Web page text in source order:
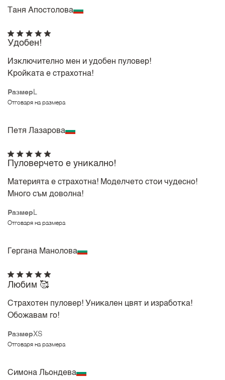
Таня Апостолова
Размер L
Отговаря на размера
Удобен!
Изключително мен и удобен пуловер!
Кройката е страхотна!
Петя Лазарова
Размер L
Отговаря на размера
Пуловерчето е уникално!
Материята е страхотна! Моделчето стои чудесно!
Много съм доволна!
Гергана Манолова
РазмерXS
Отговаря на размера
Любим 🥰
Страхотен пуловер! Уникален цвят и изработка!
Обожавам го!
Симона Льондева